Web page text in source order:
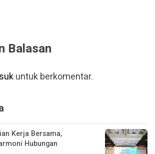
Balasan
untuk berkomentar.
Kerja Bersama,
Hubungan